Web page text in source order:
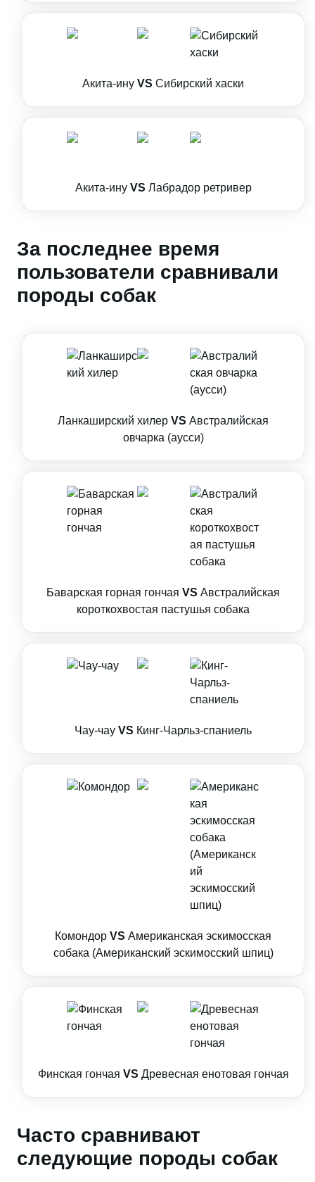
Акита-ину VS Сибирский хаски
Акита-ину VS Лабрадор ретривер
За последнее время
пользователи сравнивали
породы собак
Ланкаширский хилер VS Австралийская
овчарка (аусси)
Баварская горная гончая VS Австралийская
короткохвостая пастушья собака
Чау-чау VS Кинг-Чарльз-спаниель
Комондор VS Американская эскимосская
собака (Американский эскимосский шпиц)
Финская гончая VS Древесная енотовая гончая
Часто сравнивают
следующие породы собак